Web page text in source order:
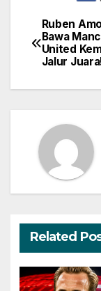
pos
Ruben
Bawa
United
Jalur
Related